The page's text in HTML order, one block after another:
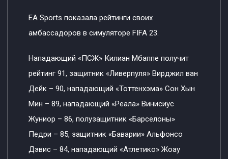
EA Sports показала рейтинги своих
амбассадоров в симуляторе FIFA 23.
Нападающий «ПСЖ» Килиан Мбаппе получит
рейтинг 91, защитник «Ливерпуля» Вирджил ван
Дейк – 90, нападающий «Тоттенхэма» Сон Хын
Мин – 89, нападающий «Реала» Винисиус
Жуниор – 86, полузащитник «Барселоны»
Педри – 85, защитник «Баварии» Альфонсо
Дэвис – 84, нападающий «Атлетико» Жоау